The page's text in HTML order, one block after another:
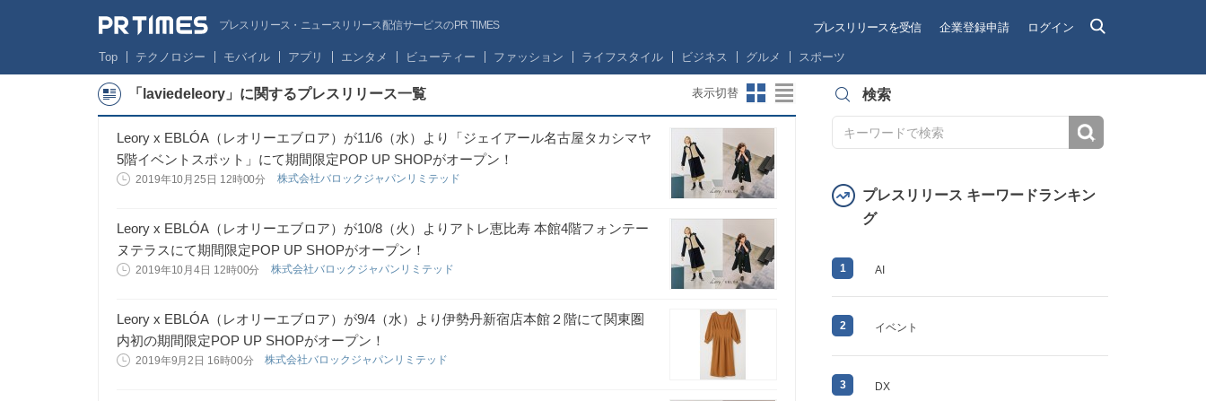
プレスリリース・ニュースリリース配信サービスのPR TIMES プレスリリースを受信 企業登録申請 ログイン
Top テクノロジー モバイル アプリ エンタメ ビューティー ファッション ライフスタイル ビジネス グルメ スポーツ
「laviedeleory」に関するプレスリリース一覧 表示切替
Leory x EBLÓA（レオリーエブロア）が11/6（水）より「ジェイアール名古屋タカシマヤ
5階イベントスポット」にて期間限定POP UP SHOPがオープン！
2019年10月25日 12時00分 株式会社バロックジャパンリミテッド
Leory x EBLÓA（レオリーエブロア）が10/8（火）よりアトレ恵比寿 本館4階フォンテー
ヌテラスにて期間限定POP UP SHOPがオープン！
2019年10月4日 12時00分 株式会社バロックジャパンリミテッド
Leory x EBLÓA（レオリーエブロア）が9/4（水）より伊勢丹新宿店本館２階にて関東圏
内初の期間限定POP UP SHOPがオープン！
2019年9月2日 16時00分 株式会社バロックジャパンリミテッド
検索
プレスリリース キーワードランキン
グ
1 AI
2 イベント
3 DX